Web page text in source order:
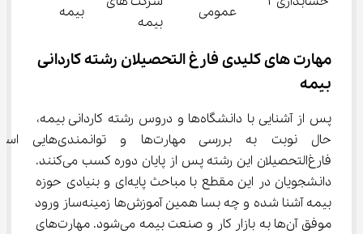
عمومی
بیمه
بیمه
مهارت‌ های کلیدی فارغ ‌التحصیلان رشته کاردانی
بیمه
پس از آشنایی با دانشگاه‌ها و دروس رشته کاردانی بیمه،
حال نوبت به بررسی مهارت‌ها و
فارغ‌التحصیلان این رشته پس از پایان دوره کسب می‌کنند.
دانشجویان در این مقطع با مباحث پایه‌ای و بنیادی حوزه
بیمه آشنا شده و چه بسا همین آموزش‌ها زمینه‌ساز ورود
موفق آن‌ها به بازار کار و صنعت بیمه می‌شود. مهارت‌های